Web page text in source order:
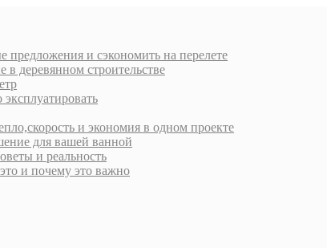
и сэкономить на перелете
деревянном строительстве
и экономия в одном проекте
для вашей ванной
и реальность
и почему это важно